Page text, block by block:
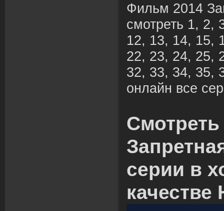
Фильм 2014
смотреть 1, 2,
12, 13, 14, 15,
22, 23, 24, 25,
32, 33, 34, 35,
онлайн все
серии в
качестве